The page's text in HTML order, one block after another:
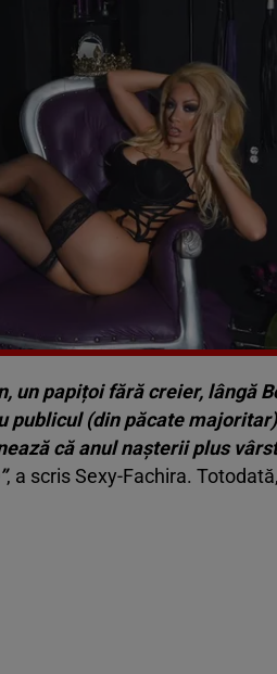
un papițoi fără creier, lângă
publicul (din păcate
că anul nașterii plus
, a scris Sexy-Fachira.